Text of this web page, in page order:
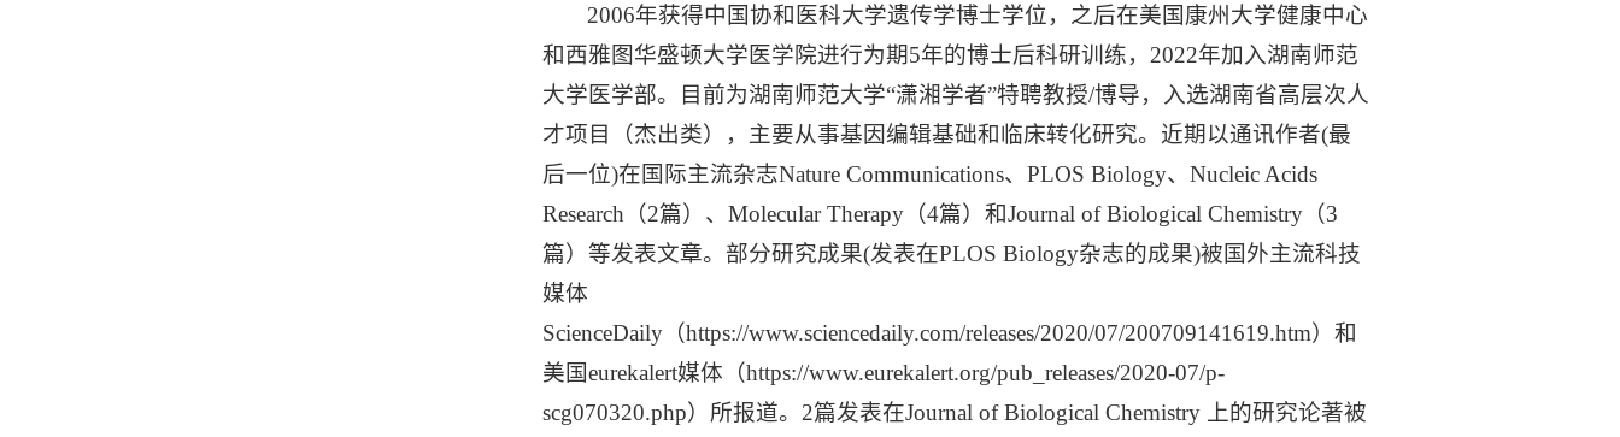
2006年获得中国协和医科大学遗传学博士学位，之后在美国康州大学健康中心
和西雅图华盛顿大学医学院进行为期5年的博士后科研训练，2022年加入湖南师范
大学医学部。目前为湖南师范大学“潇湘学者”特聘教授/博导，入选湖南省高层次人
才项目（杰出类），主要从事基因编辑基础和临床转化研究。近期以通讯作者(最
后一位)在国际主流杂志Nature Communications、PLOS Biology、Nucleic Acids
Research（2篇）、Molecular Therapy（4篇）和Journal of Biological Chemistry（3
篇）等发表文章。部分研究成果(发表在PLOS Biology杂志的成果)被国外主流科技
媒体
ScienceDaily（https://www.sciencedaily.com/releases/2020/07/200709141619.htm）和
美国eurekalert媒体（https://www.eurekalert.org/pub_releases/2020-07/p-
scg070320.php）所报道。2篇发表在Journal of Biological Chemistry 上的研究论著被